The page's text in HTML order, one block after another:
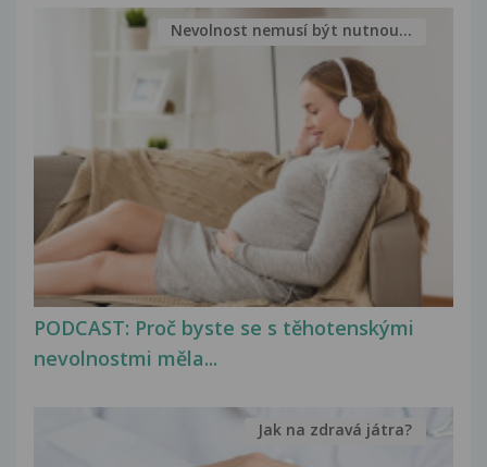
PODCAST: Proč byste se s těhotenskými
nevolnostmi měla...
Nevolnost nemusí být nutnou...
Jak na zdravá játra?